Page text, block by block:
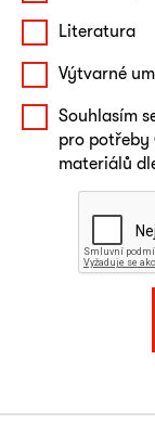
Literatura
Výtvarné
Souhlasím
pro potřeby
materiálů